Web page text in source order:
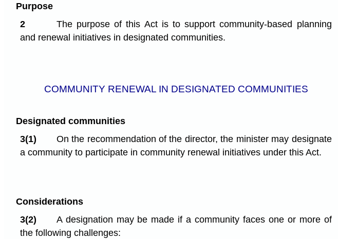
Purpose
2
The purpose of this Act is to support community-based planning
and renewal initiatives in designated communities.
COMMUNITY RENEWAL IN DESIGNATED COMMUNITIES
Designated communities
3(1)
On the recommendation of the director, the minister may designate
a community to participate in community renewal initiatives under this Act.
Considerations
3(2)
A designation may be made if a community faces one or more of
the following challenges: